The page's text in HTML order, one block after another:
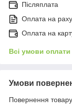
Післяплата
Оплата на
Оплата на
Всі умови оплати
Умови
Повернення